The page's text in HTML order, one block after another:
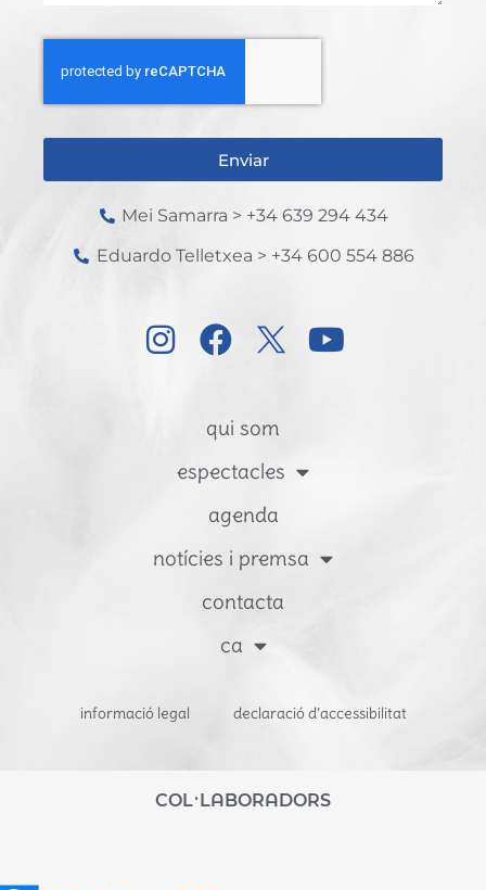
Enviar
Mei Samarra > +34 639 294 434
Eduardo Telletxea > +34 600 554 886
qui som
espectacles
agenda
notícies i premsa
contacta
ca
informació legal declaració d’accessibilitat
COL·LABORADORS